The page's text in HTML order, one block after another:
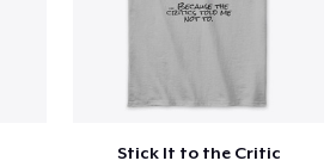
Stick It to the Critic